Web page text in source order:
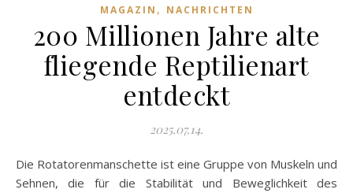
MAGAZIN , NACHRICHTEN
200 Millionen Jahre alte
fliegende Reptilienart
entdeckt
2025.07.14.
Die Rotatorenmanschette ist eine Gruppe von Muskeln und
Sehnen, die für die Stabilität und Beweglichkeit des